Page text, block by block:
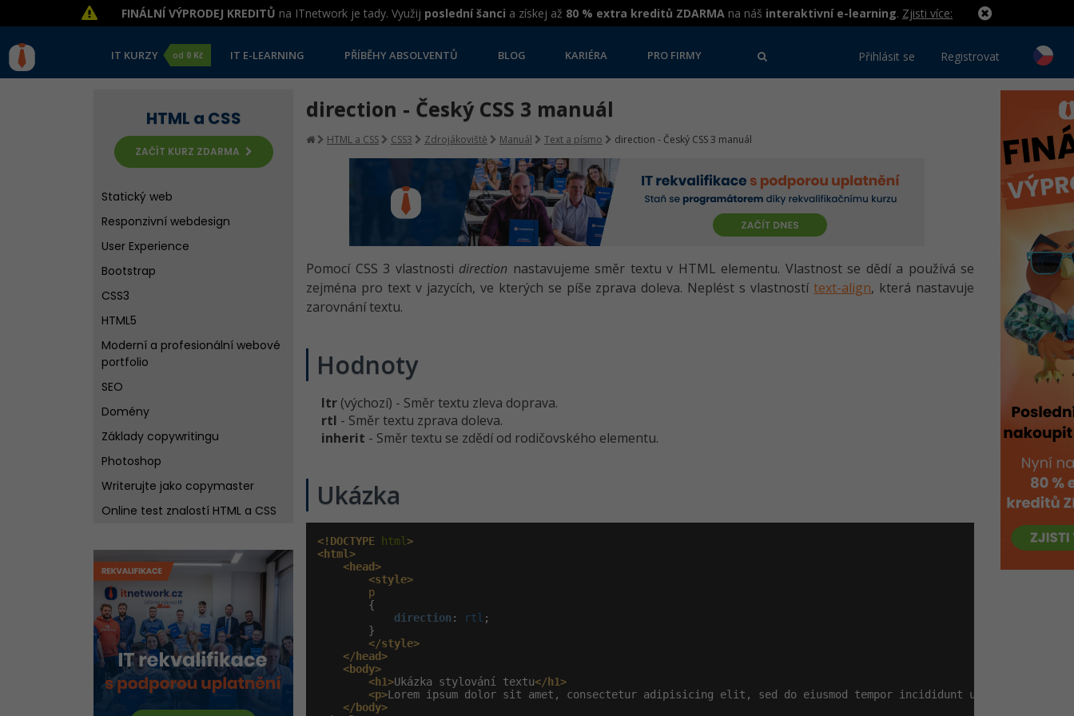
FINÁLNÍ VÝPRODEJ KREDITŮ na ITnetwork je tady. Využij poslední šanci a získej až 80 % extra kreditů ZDARMA na náš interaktivní e-learning. Zjisti více:
IT KURZY od 0 Kč IT E-LEARNING PŘÍBĚHY ABSOLVENTŮ BLOG KARIÉRA PRO FIRMY Přihlásit se Registrovat
HTML a CSS
ZAČÍT KURZ ZDARMA
Statický web
Responzivní webdesign
User Experience
Bootstrap
CSS3
HTML5
Moderní a profesionální webové
portfolio
SEO
Domény
Základy copywritingu
Photoshop
Writerujte jako copymaster
Online test znalostí HTML a CSS
direction - Český CSS 3 manuál
HTML a CSS CSS3 Zdrojákoviště Manuál Text a písmo direction - Český CSS 3 manuál
Pomocí CSS 3 vlastnosti direction nastavujeme směr textu v HTML elementu. Vlastnost se dědí a používá se
zejména pro text v jazycích, ve kterých se píše zprava doleva. Neplést s vlastnostítext-align, která nastavuje
zarovnání textu.
Hodnoty
ltr (výchozí) - Směr textu zleva doprava.
rtl - Směr textu zprava doleva.
inherit - Směr textu se zdědí od rodičovského elementu.
Ukázka
<!DOCTYPE html >
<html>
<head>
<style>
p
        {
direction : rtl ;
        }
</style>
</head>
<body>
<h1>Ukázka stylování textu</h1>
<p>Lorem ipsum dolor sit amet, consectetur adipisicing elit, sed do eiusmod tempor incididunt ut labore et
</body>